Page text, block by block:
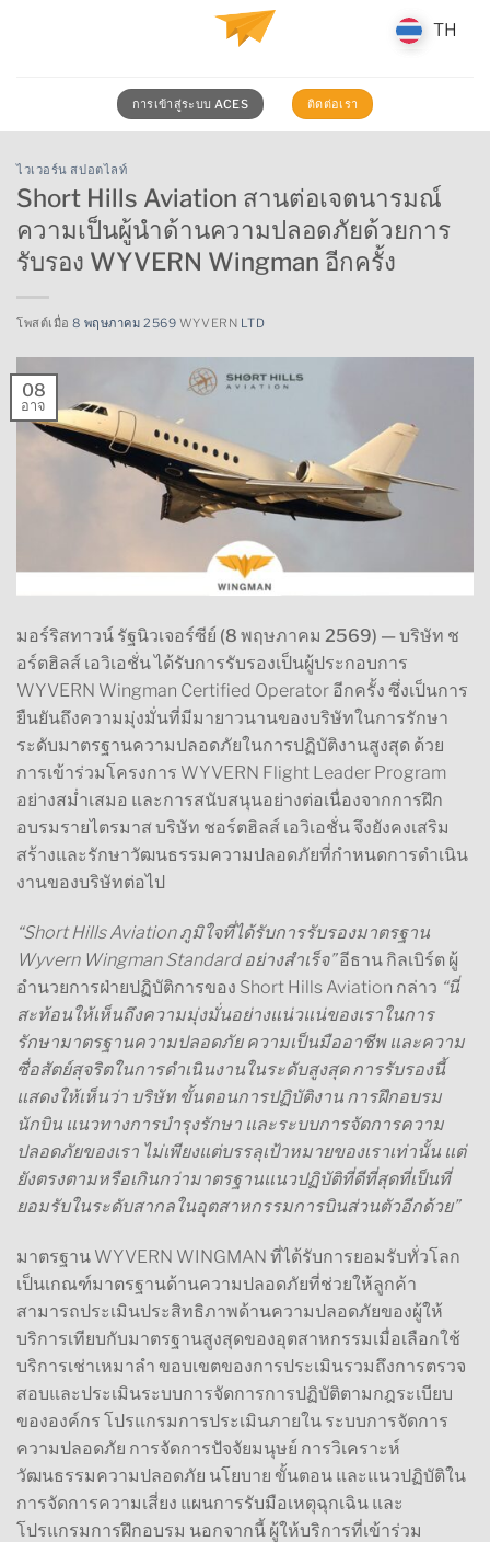
การเข้าสู่ระบบ ACES ติดต่อเรา
ไวเวอร์น สปอตไลท์
Short Hills Aviation สานต่อเจตนารมณ์
ความเป็นผู้นำด้านความปลอดภัยด้วยการ
รับรอง WYVERN Wingman อีกครั้ง
โพสต์เมื่อ8 พฤษภาคม 2569 WYVERN LTD
08
อาจ
มอร์ริสทาวน์ รัฐนิวเจอร์ซีย์ (8 พฤษภาคม 2569) —บริษัท ช
อร์ตฮิลส์ เอวิเอชั่น ได้รับการรับรองเป็นผู้ประกอบการ
WYVERN Wingman Certified Operator อีกครั้ง ซึ่งเป็นการ
ยืนยันถึงความมุ่งมั่นที่มีมายาวนานของบริษัทในการรักษา
ระดับมาตรฐานความปลอดภัยในการปฏิบัติงานสูงสุด ด้วย
การเข้าร่วมโครงการ WYVERN Flight Leader Program
อย่างสม่ำเสมอ และการสนับสนุนอย่างต่อเนื่องจากการฝึก
อบรมรายไตรมาส บริษัท ชอร์ตฮิลส์ เอวิเอชั่น จึงยังคงเสริม
สร้างและรักษาวัฒนธรรมความปลอดภัยที่กำหนดการดำเนิน
งานของบริษัทต่อไป
“Short Hills Aviation ภูมิใจที่ได้รับการรับรองมาตรฐาน
Wyvern Wingman Standard อย่างสำเร็จ”อีธาน กิลเบิร์ต ผู้
อำนวยการฝ่ายปฏิบัติการของ Short Hills Aviation กล่าว “นี่
สะท้อนให้เห็นถึงความมุ่งมั่นอย่างแน่วแน่ของเราในการ
รักษามาตรฐานความปลอดภัย ความเป็นมืออาชีพ และความ
ซื่อสัตย์สุจริตในการดำเนินงานในระดับสูงสุด การรับรองนี้
แสดงให้เห็นว่า บริษัท ขั้นตอนการปฏิบัติงาน การฝึกอบรม
นักบิน แนวทางการบำรุงรักษา และระบบการจัดการความ
ปลอดภัยของเรา ไม่เพียงแต่บรรลุเป้าหมายของเราเท่านั้น แต่
ยังตรงตามหรือเกินกว่ามาตรฐานแนวปฏิบัติที่ดีที่สุดที่เป็นที่
ยอมรับในระดับสากลในอุตสาหกรรมการบินส่วนตัวอีกด้วย”
มาตรฐาน WYVERN WINGMAN ที่ได้รับการยอมรับทั่วโลก
เป็นเกณฑ์มาตรฐานด้านความปลอดภัยที่ช่วยให้ลูกค้า
สามารถประเมินประสิทธิภาพด้านความปลอดภัยของผู้ให้
บริการเทียบกับมาตรฐานสูงสุดของอุตสาหกรรมเมื่อเลือกใช้
บริการเช่าเหมาลำ ขอบเขตของการประเมินรวมถึงการตรวจ
สอบและประเมินระบบการจัดการการปฏิบัติตามกฎระเบียบ
ขององค์กร โปรแกรมการประเมินภายใน ระบบการจัดการ
ความปลอดภัย การจัดการปัจจัยมนุษย์ การวิเคราะห์
วัฒนธรรมความปลอดภัย นโยบาย ขั้นตอน และแนวปฏิบัติใน
การจัดการความเสี่ยง แผนการรับมือเหตุฉุกเฉิน และ
โปรแกรมการฝึกอบรม นอกจากนี้ ผู้ให้บริการที่เข้าร่วม
TH
TH